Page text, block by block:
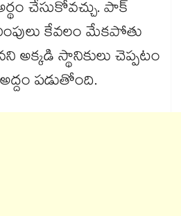
చేసుకోవచ్చు. పాక్
కేవలం మేకపోతు
అక్కడి స్థానికులు చెప్పటం
పడుతోంది.